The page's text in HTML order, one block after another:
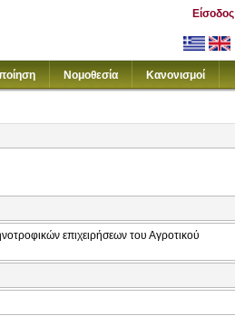
Είσοδος
Νομοθεσία Κανονισμοί
επιχειρήσεων του Αγροτικού